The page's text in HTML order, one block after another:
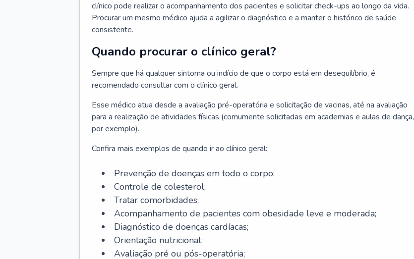
clínico pode realizar o acompanhamento dos pacientes e solicitar check-ups ao longo da vida.
Procurar um mesmo médico ajuda a agilizar o diagnóstico e a manter o histórico de saúde
consistente.
Quando procurar o clínico geral?
Sempre que há qualquer sintoma ou indício de que o corpo está em desequilíbrio, é
recomendado consultar com o clínico geral.
Esse médico atua desde a avaliação pré-operatória e solicitação de vacinas, até na avaliação
para a realização de atividades físicas (comumente solicitadas em academias e aulas de dança,
por exemplo).
Confira mais exemplos de quando ir ao clínico geral:
Prevenção de doenças em todo o corpo;
Controle de colesterol;
Tratar comorbidades;
Acompanhamento de pacientes com obesidade leve e moderada;
Diagnóstico de doenças cardíacas;
Orientação nutricional;
Avaliação pré ou pós-operatória;